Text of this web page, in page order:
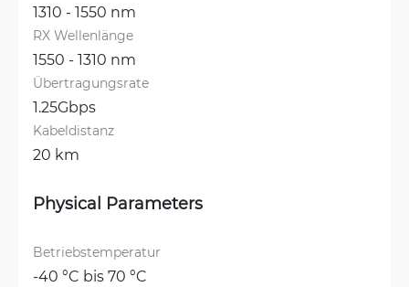
1310 - 1550 nm
RX Wellenlänge
1550 - 1310 nm
Übertragungsrate
1.25Gbps
Kabeldistanz
20 km
Physical Parameters
Betriebstemperatur
-40 °C bis 70 °C